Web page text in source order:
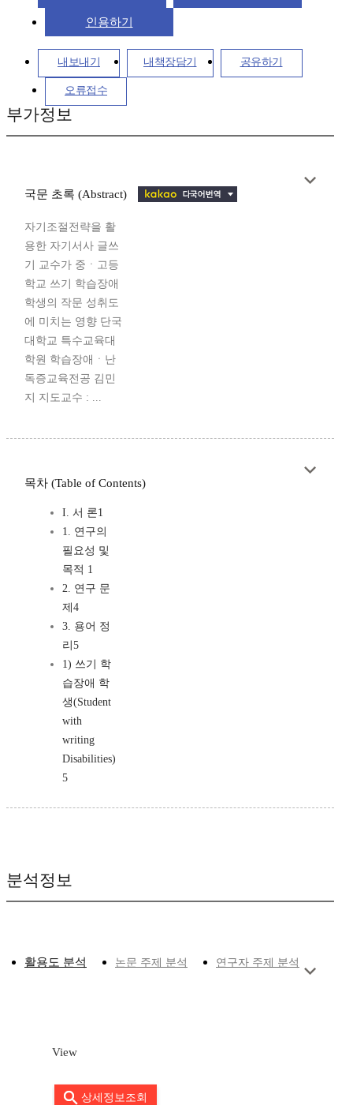
인용하기
내보내기 내책장담기 공유하기
오류접수
부가정보
국문 초록 (Abstract)
자기조절전략을 활
용한 자기서사 글쓰
기 교수가 중ㆍ고등
학교 쓰기 학습장애
학생의 작문 성취도
에 미치는 영향 단국
대학교 특수교육대
학원 학습장애ㆍ난
독증교육전공 김민
지 지도교수 : ...
목차 (Table of Contents)
I. 서 론1
1. 연구의
필요성 및
목적 1
2. 연구 문
제4
3. 용어 정
리5
1) 쓰기 학
습장애 학
생(Student
with
writing
Disabilities)
5
분석정보
활용도 분석 논문 주제 분석 연구자 주제 분석
View
상세정보조회